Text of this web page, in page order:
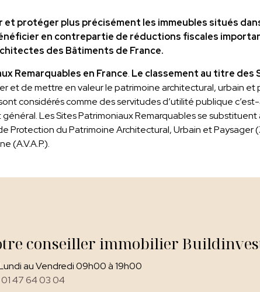
et protéger plus précisément les immeubles situés
en contrepartie de réductions fiscales
des Bâtiments de France.
Remarquables en France. Le classement au titre des
et de mettre en valeur le patrimoine architectural, urbain et
considérés comme des servitudes d’utilité publique
Les Sites Patrimoniaux Remarquables se substituent
du Patrimoine Architectural, Urbain et Paysager
(A.V.A.P.).
conseiller immobilier
au Vendredi 09h00 à 19h00
01 47 64 03 04